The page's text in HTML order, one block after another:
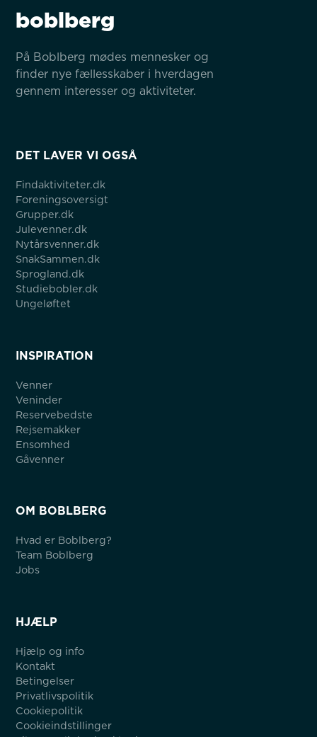
boblberg
På Boblberg mødes mennesker og
finder nye fællesskaber i hverdagen
gennem interesser og aktiviteter.
DET LAVER VI OGSÅ
Findaktiviteter.dk
Foreningsoversigt
Grupper.dk
Julevenner.dk
Nytårsvenner.dk
SnakSammen.dk
Sprogland.dk
Studiebobler.dk
Ungeløftet
INSPIRATION
Venner
Veninder
Reservebedste
Rejsemakker
Ensomhed
Gåvenner
OM BOBLBERG
Hvad er Boblberg?
Team Boblberg
Jobs
HJÆLP
Hjælp og info
Kontakt
Betingelser
Privatlivspolitik
Cookiepolitik
Cookieindstillinger